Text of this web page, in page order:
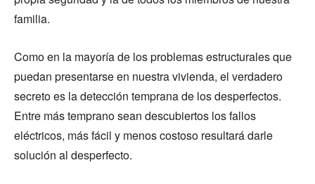
familia.
Como en la mayoría de los problemas estructurales que
puedan presentarse en nuestra vivienda, el verdadero
secreto es la detección temprana de los desperfectos.
Entre más temprano sean descubiertos los fallos
eléctricos, más fácil y menos costoso resultará darle
solución al desperfecto.